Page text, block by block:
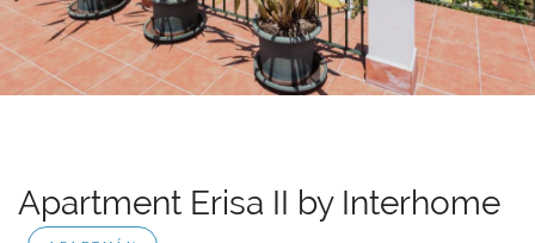
Apartment Erisa II by Interhome